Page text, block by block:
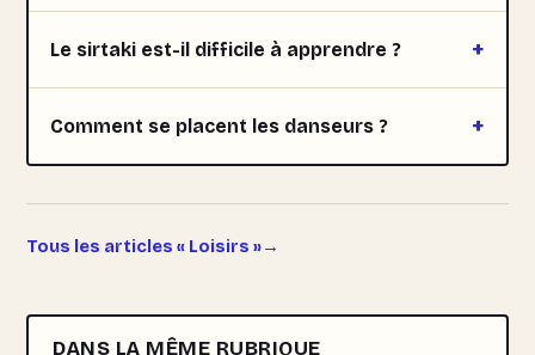
Le sirtaki est-il difficile à apprendre ?
Comment se placent les danseurs ?
Tous les articles « Loisirs »
DANS LA MÊME RUBRIQUE